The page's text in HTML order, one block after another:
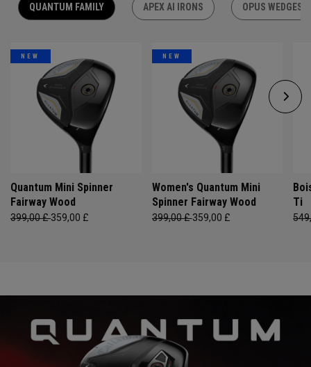
QUANTUM FAMILY APEX AI IRONS OPUS WEDGES
NEW
Quantum Mini Spinner
Fairway Wood
399,00 £359,00 £
NEW
Women's Quantum Mini
Spinner Fairway Wood
399,00 £359,00 £
Ti